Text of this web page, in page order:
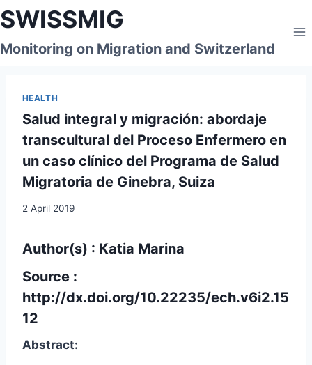
Skip
to
content
SWISSMIG
Monitoring on Migration and Switzerland
HEALTH
Salud integral y migración: abordaje
transcultural del Proceso Enfermero en
un caso clínico del Programa de Salud
Migratoria de Ginebra, Suiza
2 April 2019
Author(s) : Katia Marina
Source :
http://dx.doi.org/10.22235/ech.v6i2.15
12
Abstract: